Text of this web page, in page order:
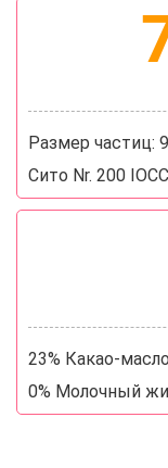
Размер частиц:
Сито Nr. 200
23% Какао-масло
0% Молочный